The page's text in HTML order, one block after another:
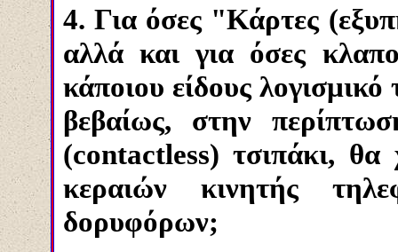
4. Για όσες "Κάρτες
αλλά και για όσες
κάποιου είδους λογισμικό
βεβαίως, στην
(contactless) τσιπάκι,
κεραιών κινητής
δορυφόρων;